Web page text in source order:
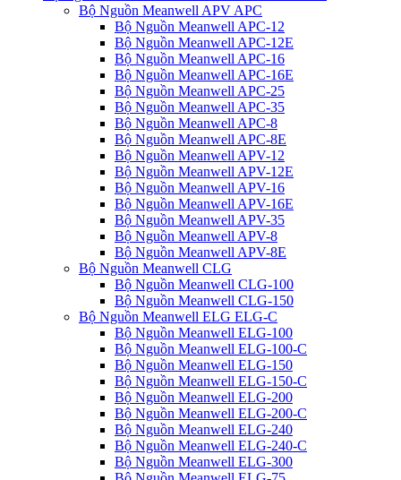
Bộ Nguồn Meanwell APV APC
Bộ Nguồn Meanwell APC-12
Bộ Nguồn Meanwell APC-12E
Bộ Nguồn Meanwell APC-16
Bộ Nguồn Meanwell APC-16E
Bộ Nguồn Meanwell APC-25
Bộ Nguồn Meanwell APC-35
Bộ Nguồn Meanwell APC-8
Bộ Nguồn Meanwell APC-8E
Bộ Nguồn Meanwell APV-12
Bộ Nguồn Meanwell APV-12E
Bộ Nguồn Meanwell APV-16
Bộ Nguồn Meanwell APV-16E
Bộ Nguồn Meanwell APV-35
Bộ Nguồn Meanwell APV-8
Bộ Nguồn Meanwell APV-8E
Bộ Nguồn Meanwell CLG
Bộ Nguồn Meanwell CLG-100
Bộ Nguồn Meanwell CLG-150
Bộ Nguồn Meanwell ELG ELG-C
Bộ Nguồn Meanwell ELG-100
Bộ Nguồn Meanwell ELG-100-C
Bộ Nguồn Meanwell ELG-150
Bộ Nguồn Meanwell ELG-150-C
Bộ Nguồn Meanwell ELG-200
Bộ Nguồn Meanwell ELG-200-C
Bộ Nguồn Meanwell ELG-240
Bộ Nguồn Meanwell ELG-240-C
Bộ Nguồn Meanwell ELG-300